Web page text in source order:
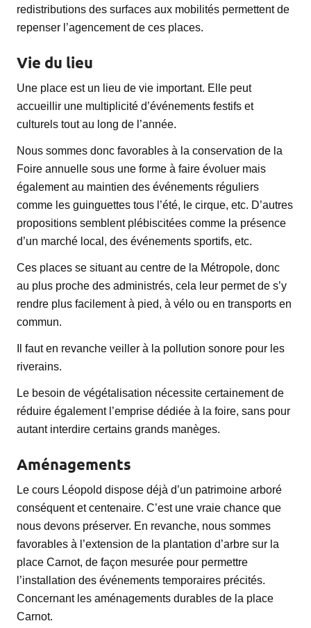
redistributions des surfaces aux mobilités permettent de
repenser l’agencement de ces places.
Vie du lieu
Une place est un lieu de vie important. Elle peut
accueillir une multiplicité d’événements festifs et
culturels tout au long de l’année.
Nous sommes donc favorables à la conservation de la
Foire annuelle sous une forme à faire évoluer mais
également au maintien des événements réguliers
comme les guinguettes tous l’été, le cirque, etc. D’autres
propositions semblent plébiscitées comme la présence
d’un marché local, des événements sportifs, etc.
Ces places se situant au centre de la Métropole, donc
au plus proche des administrés, cela leur permet de s’y
rendre plus facilement à pied, à vélo ou en transports en
commun.
Il faut en revanche veiller à la pollution sonore pour les
riverains.
Le besoin de végétalisation nécessite certainement de
réduire également l’emprise dédiée à la foire, sans pour
autant interdire certains grands manèges.
Aménagements
Le cours Léopold dispose déjà d’un patrimoine arboré
conséquent et centenaire. C’est une vraie chance que
nous devons préserver. En revanche, nous sommes
favorables à l’extension de la plantation d’arbre sur la
place Carnot, de façon mesurée pour permettre
l’installation des événements temporaires précités.
Concernant les aménagements durables de la place
Carnot.